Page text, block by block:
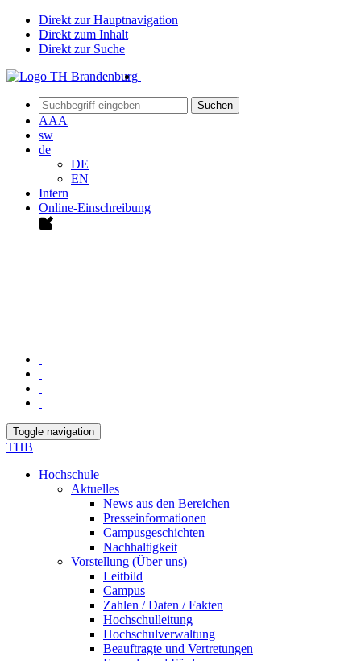
Direkt zur Hauptnavigation
Direkt zum Inhalt
Direkt zur Suche
Suchen
AAA
sw
de
DE
EN
Intern
Online-Einschreibung
Toggle navigation
THB
Hochschule
Aktuelles
News aus den Bereichen
Presseinformationen
Campusgeschichten
Nachhaltigkeit
Vorstellung (Über uns)
Leitbild
Campus
Zahlen / Daten / Fakten
Hochschulleitung
Hochschulverwaltung
Beauftragte und Vertretungen